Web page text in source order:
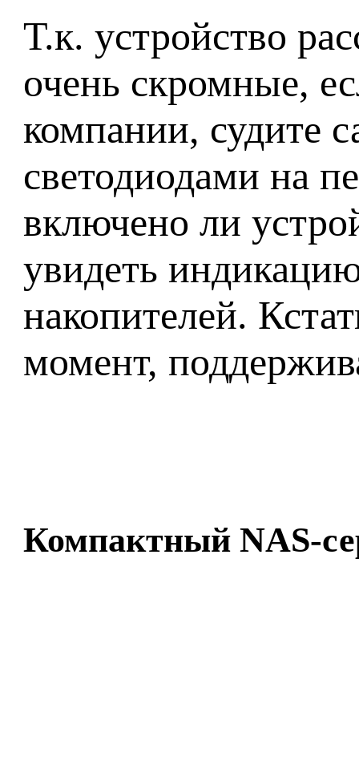
Т.к. устройство
очень скромные,
компании, судите
светодиодами на
включено ли
увидеть
накопителей.
момент,
Компактный NAS-